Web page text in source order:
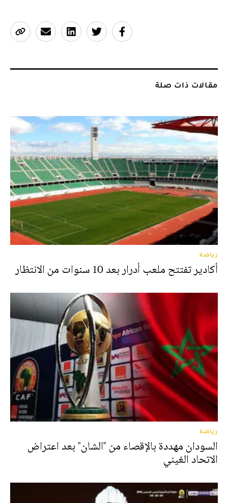
مقالات ذات صلة
رياضة
أكادير تفتتح ملعب أدرار بعد 10 سنوات من الانتظار
رياضة
السودان مهددة بالإقصاء من "الشان" بعد اعتراض
الاتحاد الغيني